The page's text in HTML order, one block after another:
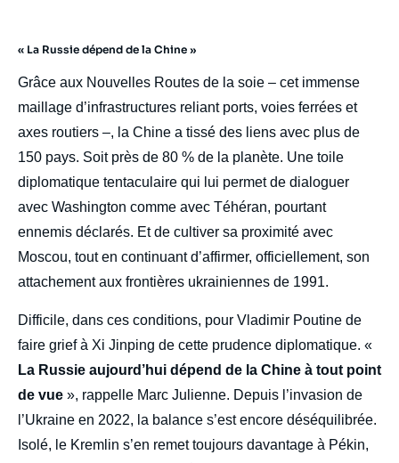
« La Russie dépend de la Chine »
Grâce aux Nouvelles Routes de la soie – cet immense
maillage d’infrastructures reliant ports, voies ferrées et
axes routiers –, la Chine a tissé des liens avec plus de
150 pays. Soit près de 80 % de la planète. Une toile
diplomatique tentaculaire qui lui permet de dialoguer
avec Washington comme avec Téhéran, pourtant
ennemis déclarés. Et de cultiver sa proximité avec
Moscou, tout en continuant d’affirmer, officiellement, son
attachement aux frontières ukrainiennes de 1991.
Difficile, dans ces conditions, pour Vladimir Poutine de
faire grief à Xi Jinping de cette prudence diplomatique. «
La Russie aujourd’hui dépend de la Chine à tout point
de vue », rappelle Marc Julienne. Depuis l’invasion de
l’Ukraine en 2022, la balance s’est encore déséquilibrée.
Isolé, le Kremlin s’en remet toujours davantage à Pékin,